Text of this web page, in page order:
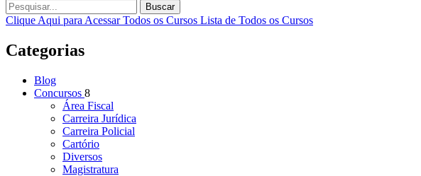
Buscar
Clique Aqui para Acessar Todos os Cursos Lista de Todos os Cursos
Categorias
Blog
Concursos 8
Área Fiscal
Carreira Jurídica
Carreira Policial
Cartório
Diversos
Magistratura